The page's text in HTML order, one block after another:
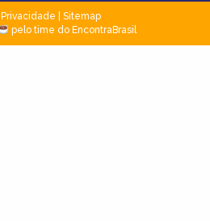
Privacidade
Sitemap
pelo time do EncontraBrasil